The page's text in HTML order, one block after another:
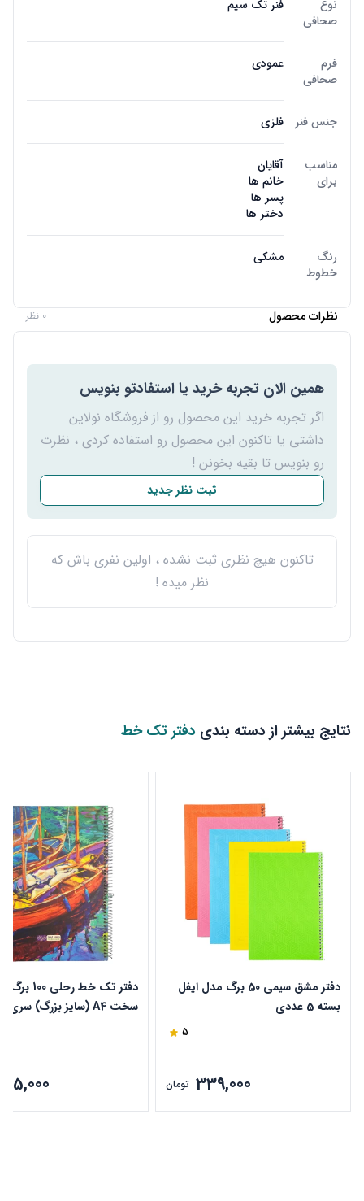
نوع
صحافی
فنر تک سیم
فرم
صحافی
عمودی
جنس فنر فلزی
مناسب
برای
آقایان
خانم ها
پسر ها
دختر ها
رنگ
خطوط
مشکی
نظرات محصول 0 نظر
همین الان تجربه خرید یا استفادتو بنویس
اگر تجربه خرید این محصول رو از فروشگاه نولاین
داشتی یا تاکنون این محصول رو استفاده کردی ، نظرت
رو بنویس تا بقیه بخونن !
ثبت نظر جدید
تاکنون هیچ نظری ثبت نشده ، اولین نفری باش که
نظر میده !
نتایج بیشتر از دسته بندی دفتر تک خط
دفتر مشق سیمی 50 برگ مدل ایفل
بسته 5 عددی
5
339,000 تومان
دفتر تک خط رحلی